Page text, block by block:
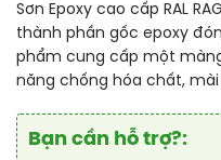
Sơn Epoxy cao cấp RAL
thành phần gốc epoxy
phẩm cung cấp một
năng chống hóa chất,
Bạn cần hỗ trợ?: